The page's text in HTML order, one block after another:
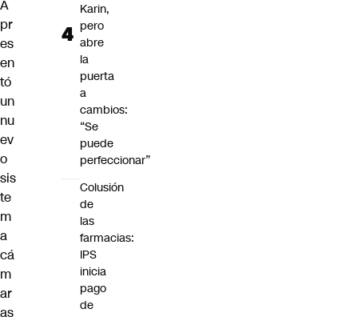
A
pr
es
en
tó
un
nu
ev
o
sis
te
m
a
cá
m
ar
as
Karin,
pero
abre
la
puerta
a
cambios:
“Se
puede
perfeccionar”
Colusión
de
las
farmacias:
IPS
inicia
pago
de